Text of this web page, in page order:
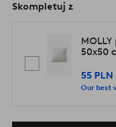
Skompletuj z
50x50
55 PLN
Our best